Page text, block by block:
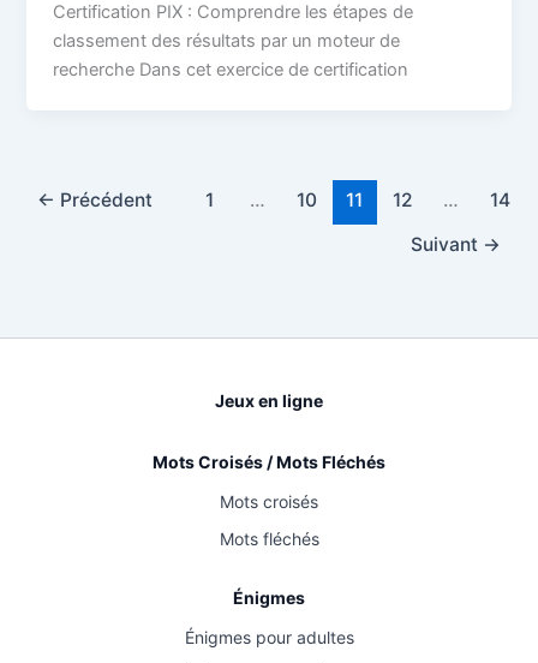
Certification PIX : Comprendre les étapes de
classement des résultats par un moteur de
recherche Dans cet exercice de certification
← Précédent 1 … 10 11 12 …
14
Suivant →
Jeux en ligne
Mots Croisés / Mots Fléchés
Mots croisés
Mots fléchés
Énigmes
Énigmes pour adultes